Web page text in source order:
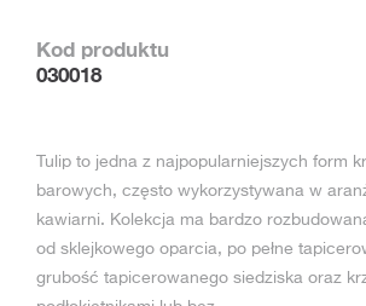
Kod produktu
030018
Tulip to jedna z najpopularniejszych form
barowych, często wykorzystywana w
kawiarni. Kolekcja ma bardzo
od sklejkowego oparcia, po pełne
grubość tapicerowanego siedziska oraz